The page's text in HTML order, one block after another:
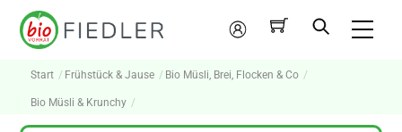
Skip
Mein
Konto
Start Frühstück & Jause Bio Müsli, Brei, Flocken & Co
Bio Müsli & Krunchy